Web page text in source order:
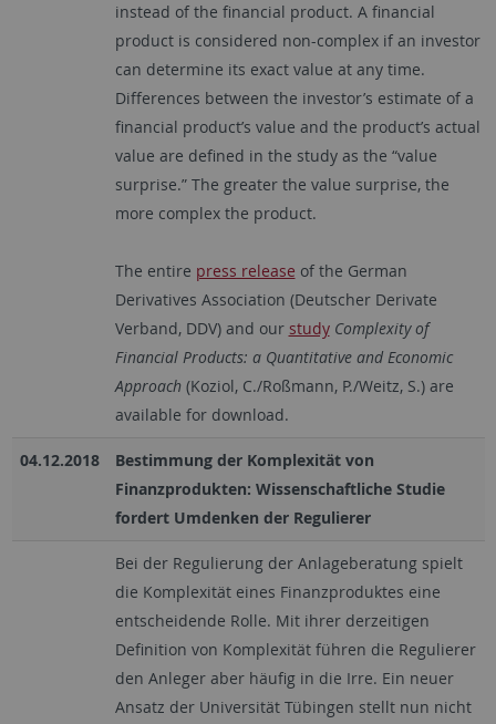
instead of the financial product. A financial
product is considered non-complex if an investor
can determine its exact value at any time.
Differences between the investor’s estimate of a
financial product’s value and the product’s actual
value are defined in the study as the “value
surprise.” The greater the value surprise, the
more complex the product.
The entire press release of the German
Derivatives Association (Deutscher Derivate
Verband, DDV) and our study Complexity of
Financial Products: a Quantitative and Economic
Approach (Koziol, C./Roßmann, P./Weitz, S.) are
available for download.
04.12.2018
Bestimmung der Komplexität von
Finanzprodukten: Wissenschaftliche Studie
fordert Umdenken der Regulierer
Bei der Regulierung der Anlageberatung spielt
die Komplexität eines Finanzproduktes eine
entscheidende Rolle. Mit ihrer derzeitigen
Definition von Komplexität führen die Regulierer
den Anleger aber häufig in die Irre. Ein neuer
Ansatz der Universität Tübingen stellt nun nicht